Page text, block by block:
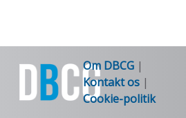
Om DBCG |
Kontakt os |
Cookie-politik